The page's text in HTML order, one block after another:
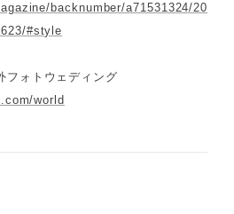
backnumber/a71531324/20
#style
フォトウェディング
world